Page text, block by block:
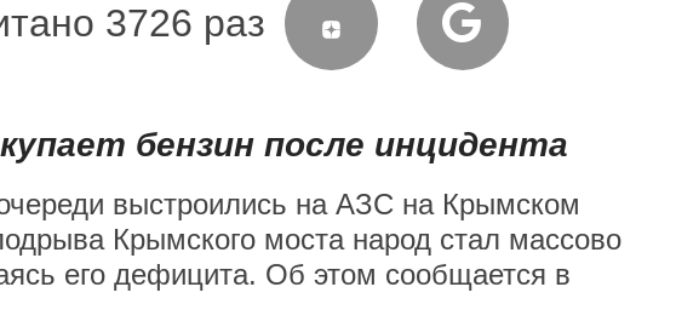
3726 раз
бензин после инцидента
выстроились на АЗС на Крымском
Крымского моста народ стал массово
его дефицита. Об этом сообщается в